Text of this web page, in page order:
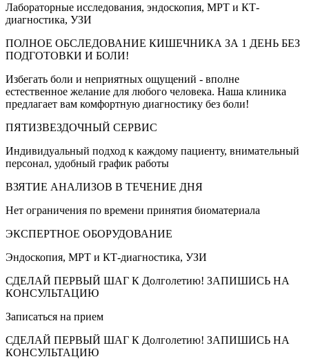
Лабораторные исследования, эндоскопия, МРТ и КТ-
диагностика, УЗИ
ПОЛНОЕ ОБСЛЕДОВАНИЕ КИШЕЧНИКА ЗА 1 ДЕНЬ БЕЗ
ПОДГОТОВКИ И БОЛИ!
Избегать боли и неприятных ощущений - вполне
естественное желание для любого человека. Наша клиника
предлагает вам комфортную диагностику без боли!
ПЯТИЗВЕЗДОЧНЫЙ СЕРВИС
Индивидуальный подход к каждому пациенту, внимательный
персонал, удобный график работы
ВЗЯТИЕ АНАЛИЗОВ В ТЕЧЕНИЕ ДНЯ
Нет ограничения по времени принятия биоматериала
ЭКСПЕРТНОЕ ОБОРУДОВАНИЕ
Эндоскопия, МРТ и КТ-диагностика, УЗИ
СДЕЛАЙ ПЕРВЫЙ ШАГ К Долголетию! ЗАПИШИСЬ НА
КОНСУЛЬТАЦИЮ
Записаться на прием
СДЕЛАЙ ПЕРВЫЙ ШАГ К Долголетию! ЗАПИШИСЬ НА
КОНСУЛЬТАЦИЮ